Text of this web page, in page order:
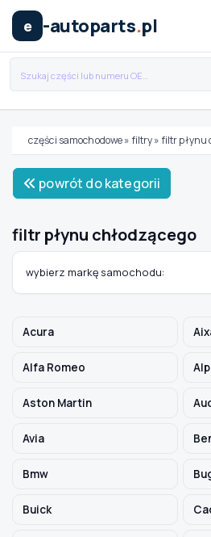
e -autoparts.pl
Wybierz swój pojazd
MODEL
TYP / SILNIK
części samochodowe» filtry» filtr płynu
powrót do kategorii
filtr płynu chłodzącego
wybierz markę samochodu:
Acura
Alfa Romeo
Aston Martin
Avia
Bmw
Buick